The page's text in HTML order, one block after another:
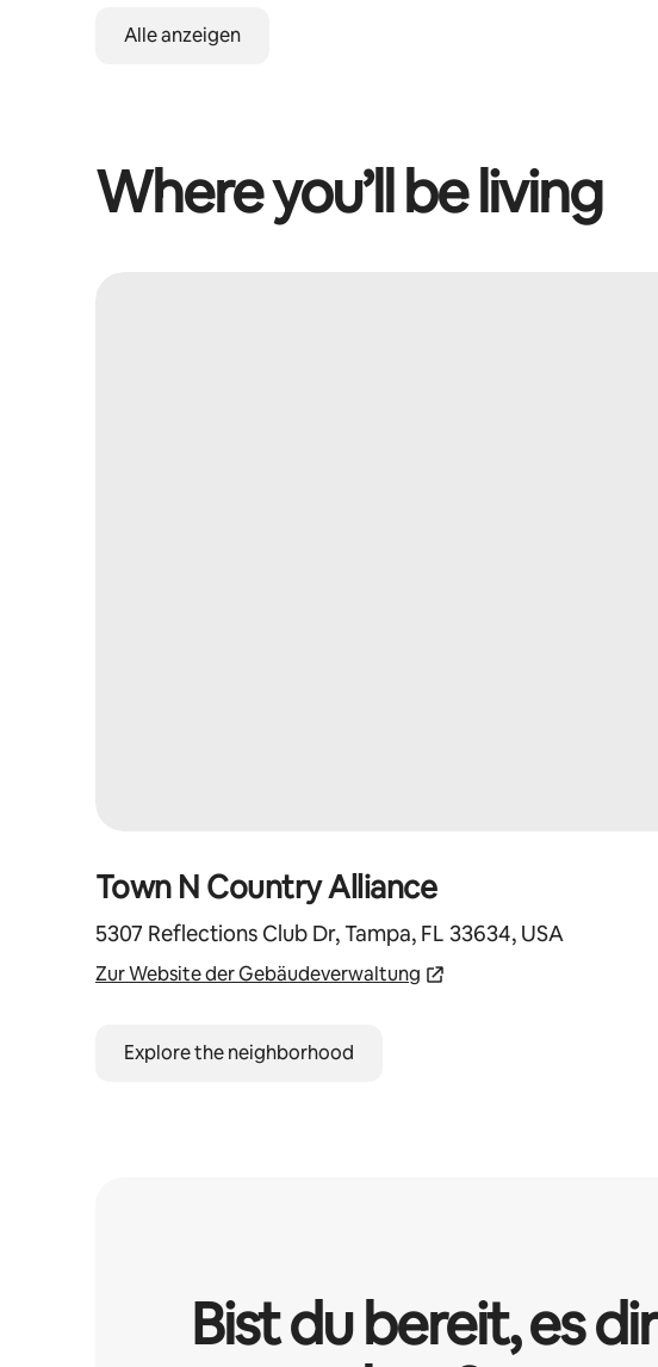
Alle anzeigen
Where you’ll be living
Town N Country Alliance
5307 Reflections Club Dr, Tampa, FL 33634, USA
Zur Website der Gebäudeverwaltung
Explore the neighborhood
Bist du bereit, es dir